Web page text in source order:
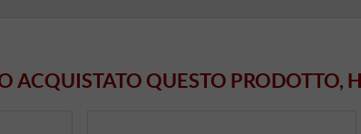
ACQUISTATO QUESTO PRODOTTO,